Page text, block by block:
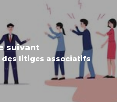
suivant
des litiges associatifs